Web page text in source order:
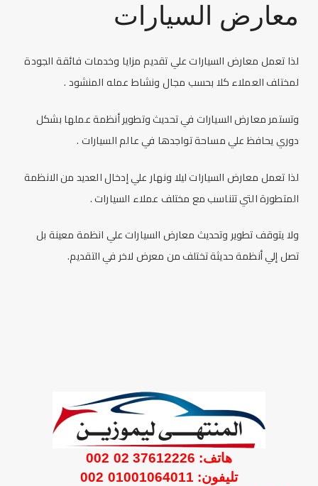
معارض السيارات
لذا تعمل معارض السياراتعلي تقديم مزايا وخدمات فائقة الجودة
لمختلف العملاء كلا بحسب مجال ونشاط عمله المنشود .
وتستمرمعارض السيارات في تحديث وتطوير أنظمة عملها بشكل
دوري يحافظ علي مساحة تواجدها في عالم السيارات .
لذا تعمل معارض السياراتليلا ونهار علي إدخال العديد من الانظمة
المتطورة التي تتناسب مع مختلف عملاء السيارات .
ولا يتوقف تطوير وتحديث معارض السياراتعلي انظمة معينة بل
تصل إلي أنظمة حديثة تختلف من معرض لاخر في التقديم.
هاتف: 37612226 02 002
تليفون: 01001064011 002